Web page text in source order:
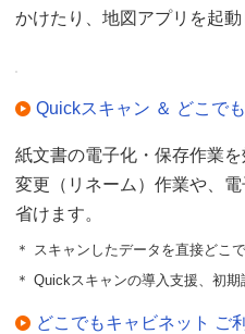
かけたり、地図アプリを起
Quickスキャン ＆ どこで
紙文書の電子化・保存作業
変更（リネーム）作業や、
省けます。
＊ スキャンしたデータを直接どこ
＊ Quickスキャンの導入支援、初
どこでもキャビネット ご